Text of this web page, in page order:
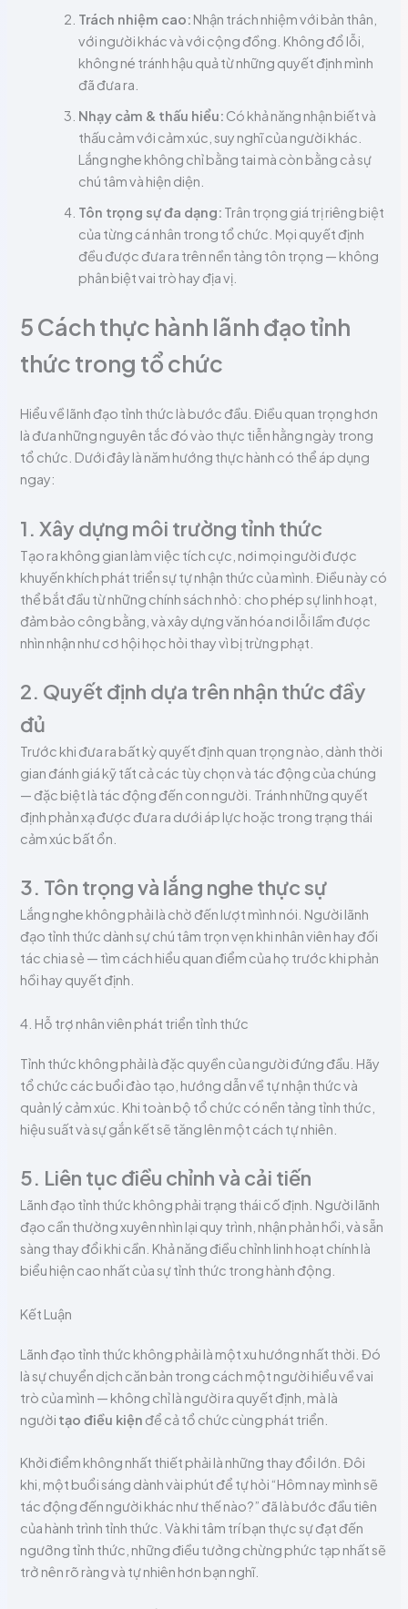
Trách nhiệm cao: Nhận trách nhiệm với bản thân,
với người khác và với cộng đồng. Không đổ lỗi,
không né tránh hậu quả từ những quyết định mình
đã đưa ra.
Nhạy cảm & thấu hiểu: Có khả năng nhận biết và
thấu cảm với cảm xúc, suy nghĩ của người khác.
Lắng nghe không chỉ bằng tai mà còn bằng cả sự
chú tâm và hiện diện.
Tôn trọng sự đa dạng: Trân trọng giá trị riêng biệt
của từng cá nhân trong tổ chức. Mọi quyết định
đều được đưa ra trên nền tảng tôn trọng — không
phân biệt vai trò hay địa vị.
5 Cách thực hành lãnh đạo tỉnh
thức trong tổ chức
Hiểu về lãnh đạo tỉnh thức là bước đầu. Điều quan trọng hơn
là đưa những nguyên tắc đó vào thực tiễn hằng ngày trong
tổ chức. Dưới đây là năm hướng thực hành có thể áp dụng
ngay:
1. Xây dựng môi trường tỉnh thức
Tạo ra không gian làm việc tích cực, nơi mọi người được
khuyến khích phát triển sự tự nhận thức của mình. Điều này có
thể bắt đầu từ những chính sách nhỏ: cho phép sự linh hoạt,
đảm bảo công bằng, và xây dựng văn hóa nơi lỗi lầm được
nhìn nhận như cơ hội học hỏi thay vì bị trừng phạt.
2. Quyết định dựa trên nhận thức đầy
đủ
Trước khi đưa ra bất kỳ quyết định quan trọng nào, dành thời
gian đánh giá kỹ tất cả các tùy chọn và tác động của chúng
— đặc biệt là tác động đến con người. Tránh những quyết
định phản xạ được đưa ra dưới áp lực hoặc trong trạng thái
cảm xúc bất ổn.
3. Tôn trọng và lắng nghe thực sự
Lắng nghe không phải là chờ đến lượt mình nói. Người lãnh
đạo tỉnh thức dành sự chú tâm trọn vẹn khi nhân viên hay đối
tác chia sẻ — tìm cách hiểu quan điểm của họ trước khi phản
hồi hay quyết định.
4. Hỗ trợ nhân viên phát triển tỉnh thức
Tỉnh thức không phải là đặc quyền của người đứng đầu. Hãy
tổ chức các buổi đào tạo, hướng dẫn về tự nhận thức và
quản lý cảm xúc. Khi toàn bộ tổ chức có nền tảng tỉnh thức,
hiệu suất và sự gắn kết sẽ tăng lên một cách tự nhiên.
5. Liên tục điều chỉnh và cải tiến
Lãnh đạo tỉnh thức không phải trạng thái cố định. Người lãnh
đạo cần thường xuyên nhìn lại quy trình, nhận phản hồi, và sẵn
sàng thay đổi khi cần. Khả năng điều chỉnh linh hoạt chính là
biểu hiện cao nhất của sự tỉnh thức trong hành động.
Kết Luận
Lãnh đạo tỉnh thức không phải là một xu hướng nhất thời. Đó
là sự chuyển dịch căn bản trong cách một người hiểu về vai
trò của mình — không chỉ là người ra quyết định, mà là
người tạo điều kiện để cả tổ chức cùng phát triển.
Khởi điểm không nhất thiết phải là những thay đổi lớn. Đôi
khi, một buổi sáng dành vài phút để tự hỏi “Hôm nay mình sẽ
tác động đến người khác như thế nào?” đã là bước đầu tiên
của hành trình tỉnh thức. Và khi tâm trí bạn thực sự đạt đến
ngưỡng tỉnh thức, những điều tưởng chừng phức tạp nhất sẽ
trở nên rõ ràng và tự nhiên hơn bạn nghĩ.